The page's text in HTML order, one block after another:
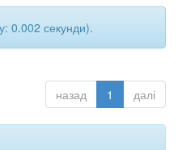
0.002 секунди).
назад 1 далі